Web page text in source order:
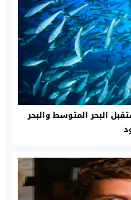
البحر المتوسط والبحر